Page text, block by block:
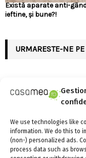
We use technologies like
information. We do this to
(non-) personalized ads.
process data such as
Există aparate anti-
ieftine, și bune?!
URMARESTE-NE
Linie de
oferă
4